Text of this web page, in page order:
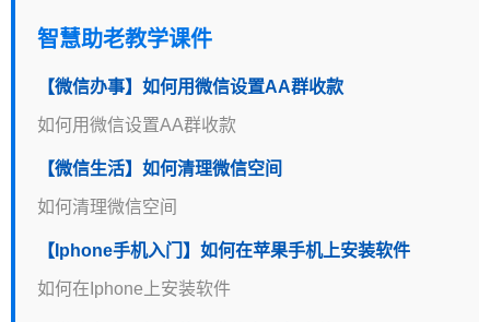
智慧助老教学课件
【微信办事】如何用微信设置AA群收款
如何用微信设置AA群收款
【微信生活】如何清理微信空间
如何清理微信空间
【Iphone手机入门】如何在苹果手机上安装软件
如何在Iphone上安装软件